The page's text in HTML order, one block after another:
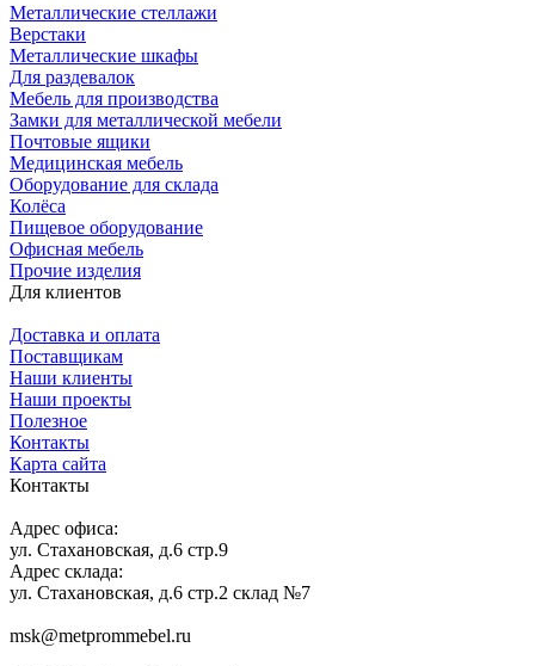
Металлические стеллажи
Верстаки
Металлические шкафы
Для раздевалок
Мебель для производства
Замки для металлической мебели
Почтовые ящики
Медицинская мебель
Оборудование для склада
Колёса
Пищевое оборудование
Офисная мебель
Прочие изделия
Для клиентов
Доставка и оплата
Поставщикам
Наши клиенты
Наши проекты
Полезное
Контакты
Карта сайта
Контакты
Адрес офиса:
ул. Стахановская, д.6 стр.9
Адрес склада:
ул. Стахановская, д.6 стр.2 склад №7
msk@metprommebel.ru